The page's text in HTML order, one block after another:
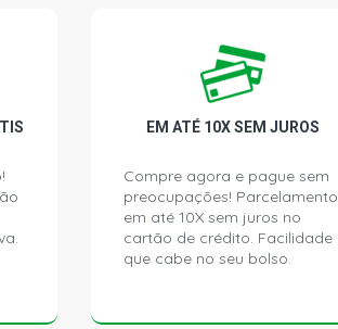
EM ATÉ 10X SEM JUROS
Compre agora e pague sem
preocupações! Parcelamento
em até 10X sem juros no
cartão de crédito. Facilidade
que cabe no seu bolso.